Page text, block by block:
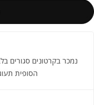
נמכר בקרטונים סגורים
הסופית